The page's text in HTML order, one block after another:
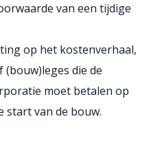
van een tijdige
op het kostenverhaal,
die de
moet betalen op
start van de bouw.